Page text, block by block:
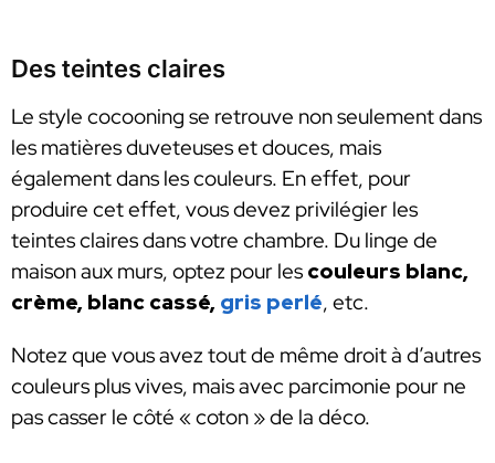
Des teintes claires
Le style cocooning se retrouve non seulement dans
les matières duveteuses et douces, mais
également dans les couleurs. En effet, pour
produire cet effet, vous devez privilégier les
teintes claires dans votre chambre. Du linge de
maison aux murs, optez pour les couleurs blanc,
crème, blanc cassé, gris perlé, etc.
Notez que vous avez tout de même droit à d’autres
couleurs plus vives, mais avec parcimonie pour ne
pas casser le côté « coton » de la déco.